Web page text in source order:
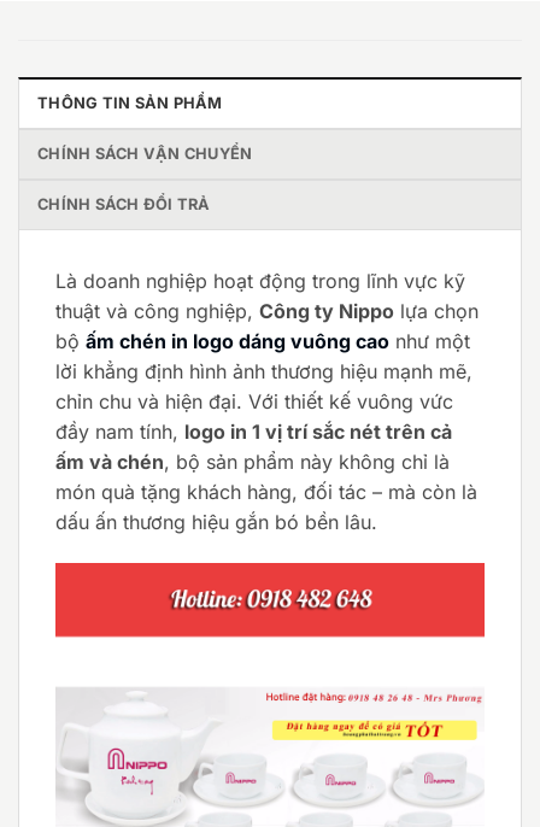
THÔNG TIN SẢN PHẨM
CHÍNH SÁCH VẬN CHUYỂN
CHÍNH SÁCH ĐỔI TRẢ
Là doanh nghiệp hoạt động trong lĩnh vực kỹ
thuật và công nghiệp, Công ty Nippo lựa chọn
bộ ấm chén in logo dáng vuông cao như một
lời khẳng định hình ảnh thương hiệu mạnh mẽ,
chỉn chu và hiện đại. Với thiết kế vuông vức
đầy nam tính, logo in 1 vị trí sắc nét trên cả
ấm và chén, bộ sản phẩm này không chỉ là
món quà tặng khách hàng, đối tác – mà còn là
dấu ấn thương hiệu gắn bó bền lâu.